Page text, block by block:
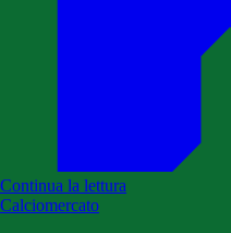
Continua la lettura
Calciomercato